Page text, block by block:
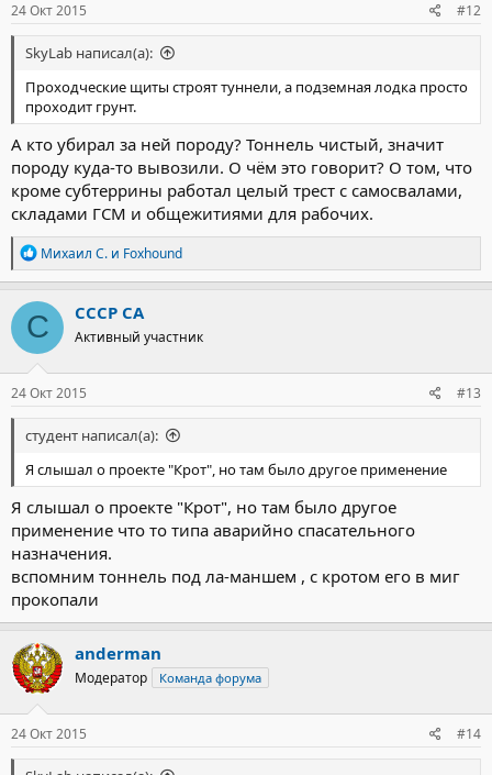
24 Окт 2015 #12
SkyLab написал(а):
Проходческие щиты строят туннели, а подземная лодка просто
проходит грунт.
А кто убирал за ней породу? Тоннель чистый, значит
породу куда-то вывозили. О чём это говорит? О том, что
кроме субтеррины работал целый трест с самосвалами,
складами ГСМ и общежитиями для рабочих.
Р
е
а
к
ц
и
и
:
Михаил С. и Foxhound
С СССР СА
Активный участник
24 Окт 2015 #13
студент написал(а):
Я слышал о проекте "Крот", но там было другое применение
Я слышал о проекте "Крот", но там было другое
применение что то типа аварийно спасательного
назначения.
вспомним тоннель под ла-маншем , с кротом его в миг
прокопали
anderman
Модератор Команда форума
24 Окт 2015 #14